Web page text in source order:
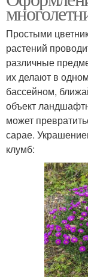
Простыми
растений
различные
их делают в
бассейном,
объект
может
сарае.
клумб: